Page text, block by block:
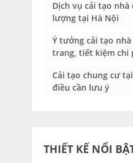
Dịch vụ cải tạo nhà
lượng tại Hà Nội
Ý tưởng cải tạo
trang, tiết kiệm chi
Cải tạo chung cư
điều cần lưu ý
THIẾT KẾ NỔI